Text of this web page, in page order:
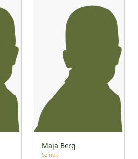
Maja Berg
Színek